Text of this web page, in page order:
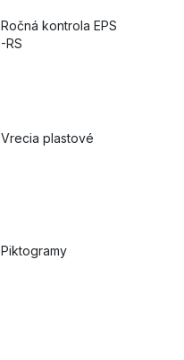
Ročná kontrola EPS
-RS
Vrecia plastové
Piktogramy